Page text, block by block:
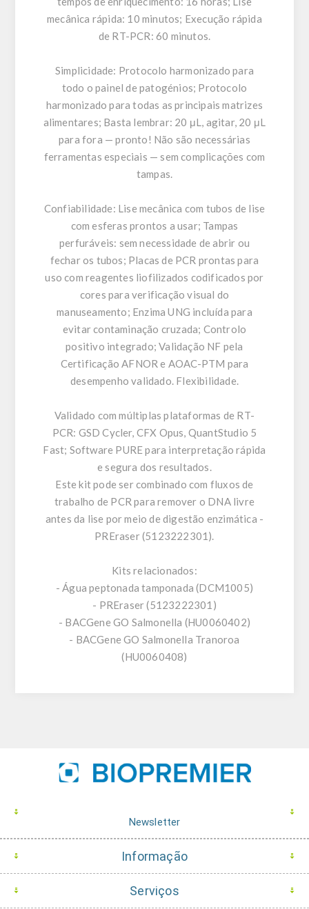
mecânica rápida: 10 minutos; Execução rápida
de RT-PCR: 60 minutos.
Simplicidade: Protocolo harmonizado para
todo o painel de patogénios; Protocolo
harmonizado para todas as principais matrizes
alimentares; Basta lembrar: 20 μL, agitar, 20 μL
para fora — pronto! Não são necessárias
ferramentas especiais — sem complicações com
tampas.
Confiabilidade: Lise mecânica com tubos de lise
com esferas prontos a usar; Tampas
perfuráveis: sem necessidade de abrir ou
fechar os tubos; Placas de PCR prontas para
uso com reagentes liofilizados codificados por
cores para verificação visual do
manuseamento; Enzima UNG incluída para
evitar contaminação cruzada; Controlo
positivo integrado; Validação NF pela
Certificação AFNOR e AOAC-PTM para
desempenho validado. Flexibilidade.
Validado com múltiplas plataformas de RT-
PCR: GSD Cycler, CFX Opus, QuantStudio 5
Fast; Software PURE para interpretação rápida
e segura dos resultados.
Este kit pode ser combinado com fluxos de
trabalho de PCR para remover o DNA livre
antes da lise por meio de digestão enzimática -
PREraser (5123222301).
Kits relacionados:
- Água peptonada tamponada (DCM1005)
- PREraser (5123222301)
- BACGene GO Salmonella (HU0060402)
- BACGene GO Salmonella Tranoroa
(HU0060408)
Newsletter
Informação
Serviços